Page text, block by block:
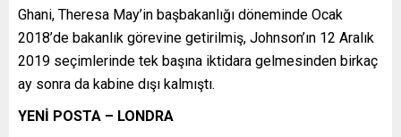
Ghani, Theresa May’in başbakanlığı döneminde Ocak
2018’de bakanlık görevine getirilmiş, Johnson’ın 12 Aralık
2019 seçimlerinde tek başına iktidara gelmesinden birkaç
ay sonra da kabine dışı kalmıştı.
YENİ POSTA – LONDRA